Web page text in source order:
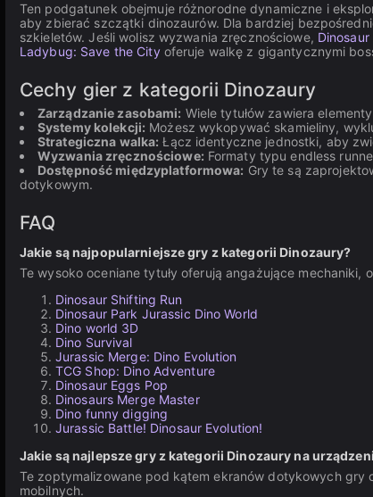
Ten podgatunek obejmuje różnorodne dynamiczne i
aby zbierać szczątki dinozaurów. Dla bardziej
szkieletów. Jeśli wolisz wyzwania zręcznościowe,
Ladybug: Save the Cityoferuje walkę z gigantycznymi
Cechy gier z kategorii Dinozaury
Zarządzanie zasobami: Wiele tytułów zawiera
Systemy kolekcji: Możesz wykopywać skamieliny,
Strategiczna walka: Łącz identyczne jednostki, aby
Wyzwania zręcznościowe: Formaty typu endless
Dostępność międzyplatformowa: Gry te są
dotykowym.
FAQ
Jakie są najpopularniejsze gry z kategorii Dinozaury?
Te wysoko oceniane tytuły oferują angażujące
Dinosaur Shifting Run
Dinosaur Park Jurassic Dino World
Dino world 3D
Dino Survival
Jurassic Merge: Dino Evolution
TCG Shop: Dino Adventure
Dinosaur Eggs Pop
Dinosaurs Merge Master
Dino funny digging
Jurassic Battle! Dinosaur Evolution!
Jakie są najlepsze gry z kategorii Dinozaury na
Te zoptymalizowane pod kątem ekranów dotykowych gry
mobilnych.